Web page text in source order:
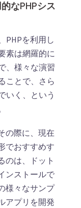
なPHPシス
PHPを利用し
素は網羅的に
、様々な演習
ことで、さら
いく、という
の際に、現在
でおすすめす
のは、ドット
ンストールで
様々なサンプ
アプリを開発